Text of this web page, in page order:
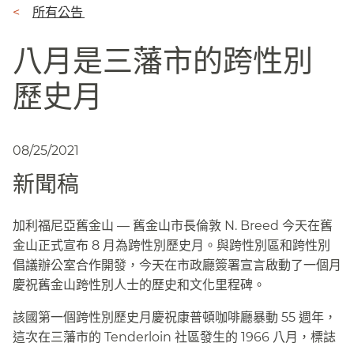
導
覽
列​​
所有公告​​
八月是三藩市的跨性別
歷史月​​
08/25/2021
新聞稿​​
加利福尼亞舊金山 — 舊金山市長倫敦 N. Breed 今天在舊
金山正式宣布 8 月為跨性別歷史月。與跨性別區和跨性別
倡議辦公室合作開發，今天在市政廳簽署宣言啟動了一個月
慶祝舊金山跨性別人士的歷史和文化里程碑。​​
該國第一個跨性別歷史月慶祝康普頓咖啡廳暴動 55 週年，
這次在三藩市的 Tenderloin 社區發生的 1966 八月，標誌